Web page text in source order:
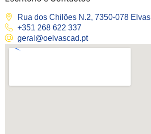
Rua dos Chilões N.2, 7350-078 Elvas
+351 268 622 337
geral@oelvascad.pt